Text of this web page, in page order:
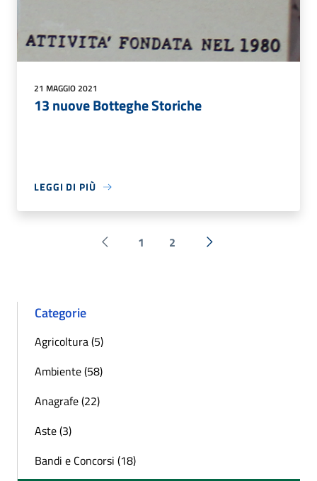
21 MAGGIO 2021
13 nuove Botteghe Storiche
LEGGI DI PIÙ
Pagina precedente
1 2 Successiva »
Categorie
Agricoltura (5)
Ambiente (58)
Anagrafe (22)
Aste (3)
Bandi e Concorsi (18)